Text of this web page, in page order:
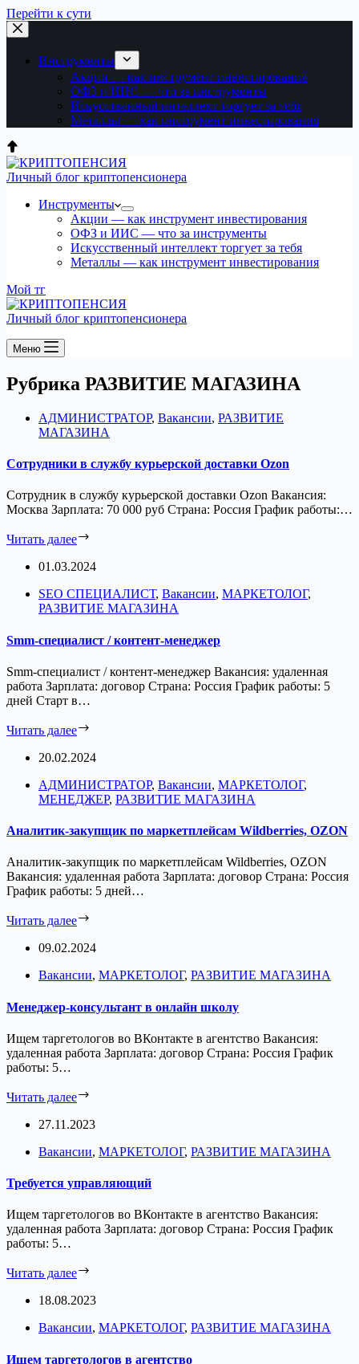
Перейти к сути
Инструменты
Акции — как инструмент инвестирования
ОФЗ и ИИС — что за инструменты
Искусственный интеллект торгует за тебя
Металлы — как инструмент инвестирования
Личный блог криптопенсионера
Инструменты
Акции — как инструмент инвестирования
ОФЗ и ИИС — что за инструменты
Искусственный интеллект торгует за тебя
Металлы — как инструмент инвестирования
Мой тг
Личный блог криптопенсионера
Меню
Рубрика РАЗВИТИЕ МАГАЗИНА
АДМИНИСТРАТОР, Вакансии, РАЗВИТИЕ
МАГАЗИНА
Сотрудники в службу курьерской доставки Ozon
Сотрудник в службу курьерской доставки Ozon Вакансия:
Москва Зарплата: 70 000 руб Страна: Россия График работы:…
Читать далее
01.03.2024
SEO СПЕЦИАЛИСТ, Вакансии, МАРКЕТОЛОГ,
РАЗВИТИЕ МАГАЗИНА
Smm-специалист / контент-менеджер
Smm-специалист / контент-менеджер Вакансия: удаленная
работа Зарплата: договор Страна: Россия График работы: 5
дней Старт в…
Читать далее
20.02.2024
АДМИНИСТРАТОР, Вакансии, МАРКЕТОЛОГ,
МЕНЕДЖЕР, РАЗВИТИЕ МАГАЗИНА
Аналитик-закупщик по маркетплейсам Wildberries, OZON
Аналитик-закупщик по маркетплейсам Wildberries, OZON
Вакансия: удаленная работа Зарплата: договор Страна: Россия
График работы: 5 дней…
Читать далее
09.02.2024
Вакансии, МАРКЕТОЛОГ, РАЗВИТИЕ МАГАЗИНА
Менеджер-консультант в онлайн школу
Ищем таргетологов во ВКонтакте в агентство Вакансия:
удаленная работа Зарплата: договор Страна: Россия График
работы: 5…
Читать далее
27.11.2023
Вакансии, МАРКЕТОЛОГ, РАЗВИТИЕ МАГАЗИНА
Требуется управляющий
Ищем таргетологов во ВКонтакте в агентство Вакансия:
удаленная работа Зарплата: договор Страна: Россия График
работы: 5…
Читать далее
18.08.2023
Вакансии, МАРКЕТОЛОГ, РАЗВИТИЕ МАГАЗИНА
Ищем таргетологов в агентство